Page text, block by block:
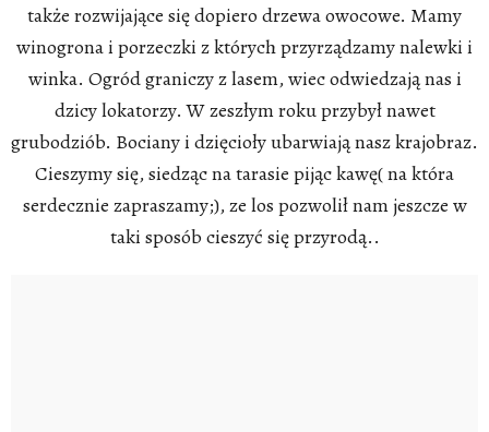
także rozwijające się dopiero drzewa owocowe. Mamy
winogrona i porzeczki z których przyrządzamy nalewki i
winka. Ogród graniczy z lasem, wiec odwiedzają nas i
dzicy lokatorzy. W zeszłym roku przybył nawet
grubodziób. Bociany i dzięcioły ubarwiają nasz krajobraz.
Cieszymy się, siedząc na tarasie pijąc kawę( na która
serdecznie zapraszamy;), ze los pozwolił nam jeszcze w
taki sposób cieszyć się przyrodą..